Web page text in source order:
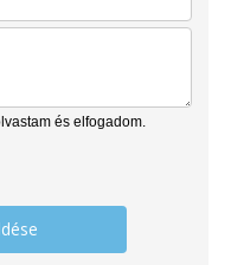
és elfogadom.